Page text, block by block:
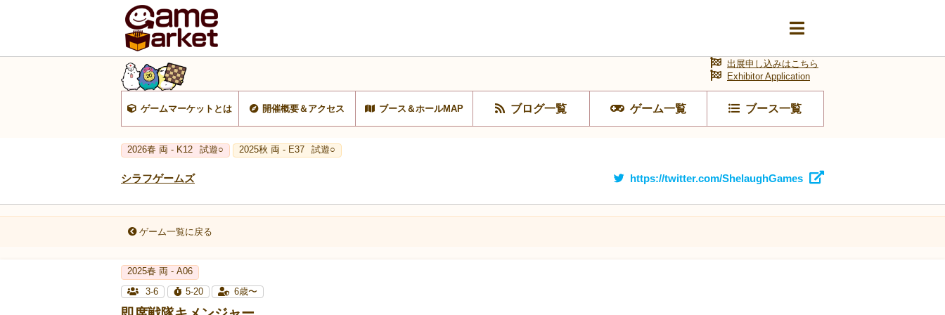
ゲームマーケットとは 開催概要＆アクセス ブース＆ホールMAP ブログ一覧 ゲーム一覧 ブース一覧
出展申し込みはこちら
Exhibitor Application
2026春 両 - K12 試遊○ 2025秋 両 - E37 試遊○
シラフゲームズ https://twitter.com/ShelaughGames
ゲーム一覧に戻る
2025春 両 - A06
3-6
5-20 6歳〜